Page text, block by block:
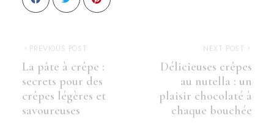
PREVIOUS POST
La pâte à crêpe :
secrets pour des
crêpes légères et
savoureuses
NEXT POST
Délicieuses crêpes
au nutella : un
plaisir chocolaté à
chaque bouchée